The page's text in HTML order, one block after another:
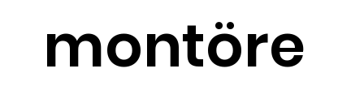
montöre